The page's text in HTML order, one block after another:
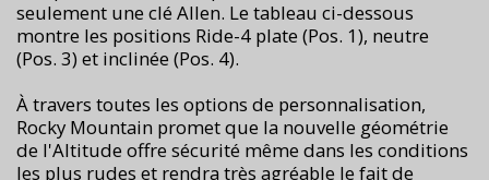
seulement une clé Allen. Le tableau ci-dessous
montre les positions Ride-4 plate (Pos. 1), neutre
(Pos. 3) et inclinée (Pos. 4).
À travers toutes les options de personnalisation,
Rocky Mountain promet que la nouvelle géométrie
de l'Altitude offre sécurité même dans les conditions
les plus rudes et rendra très agréable le fait de